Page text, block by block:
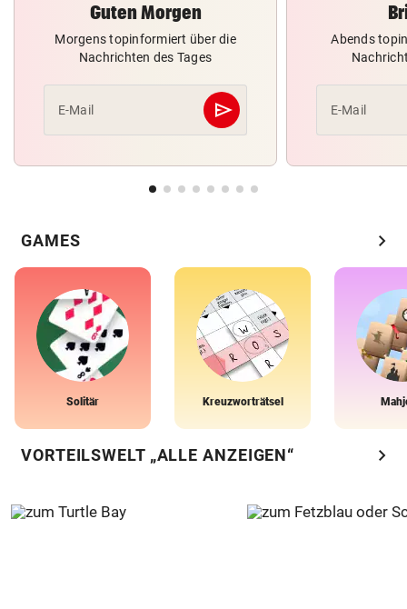
Guten Morgen
Morgens topinformiert über die
Nachrichten des Tages
E-Mail send
Abschicken
Abends
E-Mail
GAMES chevron_right
Solitär Kreuzworträtsel
VORTEILSWELT „ALLE ANZEIGEN“ chevron_right